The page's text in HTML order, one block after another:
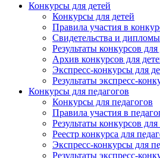
Конкурсы для детей
Конкурсы для детей
Правила участия в
Свидетельства и дипломы
Результаты конкурсов для
Архив конкурсов для
Экспресс-конкурсы для
Результаты экспресс-
Конкурсы для педагогов
Конкурсы для педагогов
Правила участия в
Результаты конкурсов для
Реестр конкурса для
Экспресс-конкурсы для
Результаты экспресс-